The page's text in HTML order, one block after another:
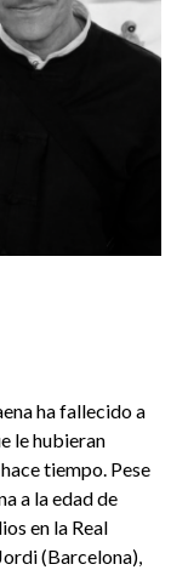
ha fallecido a
le hubieran
tiempo. Pese
a la edad de
en la Real
(Barcelona),